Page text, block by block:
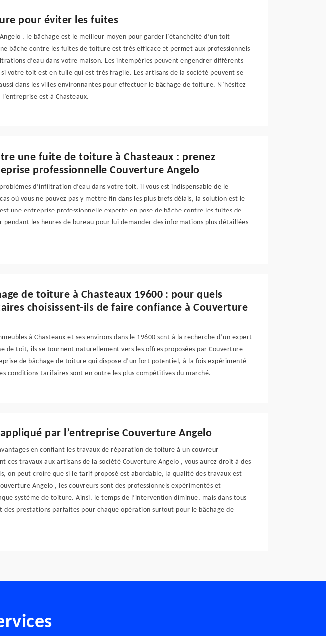
pour éviter les fuites
, le bâchage est le meilleur moyen pour garder l’étanchéité d’un toit
bâche contre les fuites de toiture est très efficace et permet aux professionnels
d’eau dans votre maison. Les intempéries peuvent engendrer différents
votre toit est en tuile qui est très fragile. Les artisans de la société peuvent se
dans les villes environnantes pour effectuer le bâchage de toiture. N’hésitez
est à Chasteaux.
une fuite de toiture à Chasteaux : prenez
professionnelle Couverture Angelo
d’infiltration d’eau dans votre toit, il vous est indispensable de le
où vous ne pouvez pas y mettre fin dans les plus brefs délais, la solution est le
une entreprise professionnelle experte en pose de bâche contre les fuites de
pendant les heures de bureau pour lui demander des informations plus détaillées
de toiture à Chasteaux 19600 : pour quels
choisissent-ils de faire confiance à Couverture
à Chasteaux et ses environs dans le 19600 sont à la recherche d’un expert
de toit, ils se tournent naturellement vers les offres proposées par Couverture
de bâchage de toiture qui dispose d’un fort potentiel, à la fois expérimenté
conditions tarifaires sont en outre les plus compétitives du marché.
par l’entreprise Couverture Angelo
en confiant les travaux de réparation de toiture à un couvreur
ces travaux aux artisans de la société Couverture Angelo , vous aurez droit à des
on peut croire que si le tarif proposé est abordable, la qualité des travaux est
Angelo , les couvreurs sont des professionnels expérimentés et
système de toiture. Ainsi, le temps de l’intervention diminue, mais dans tous
des prestations parfaites pour chaque opération surtout pour le bâchage de